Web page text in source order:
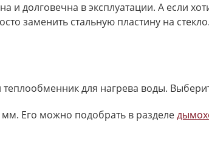
и долговечна в эксплуатации. А если
заменить стальную пластину на стекло.
для нагрева воды.
Его можно подобрать в разделе